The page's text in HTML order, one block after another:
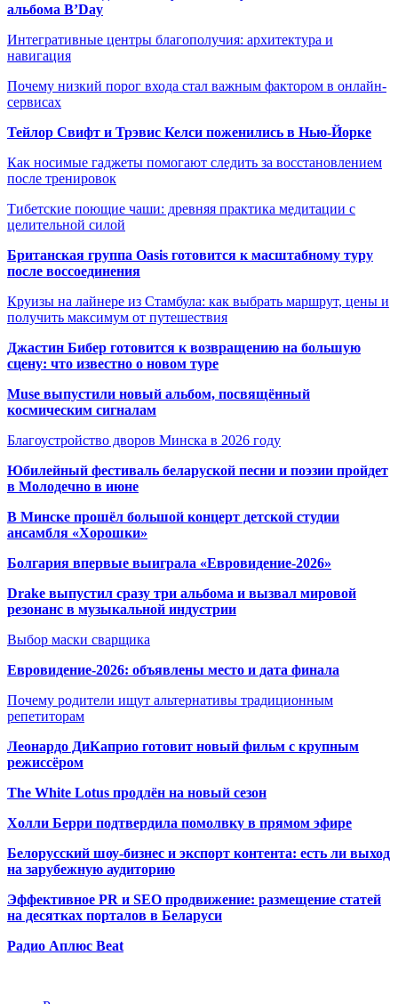
альбома B’Day
Интегративные центры благополучия: архитектура и
навигация
Почему низкий порог входа стал важным фактором в онлайн-
сервисах
Тейлор Свифт и Трэвис Келси поженились в Нью-Йорке
Как носимые гаджеты помогают следить за восстановлением
после тренировок
Тибетские поющие чаши: древняя практика медитации с
целительной силой
Британская группа Oasis готовится к масштабному туру
после воссоединения
Круизы на лайнере из Стамбула: как выбрать маршрут, цены и
получить максимум от путешествия
Джастин Бибер готовится к возвращению на большую
сцену: что известно о новом туре
Muse выпустили новый альбом, посвящённый
космическим сигналам
Благоустройство дворов Минска в 2026 году
Юбилейный фестиваль беларуской песни и поэзии пройдет
в Молодечно в июне
В Минске прошёл большой концерт детской студии
ансамбля «Хорошки»
Болгария впервые выиграла «Евровидение-2026»
Drake выпустил сразу три альбома и вызвал мировой
резонанс в музыкальной индустрии
Выбор маски сварщика
Евровидение-2026: объявлены место и дата финала
Почему родители ищут альтернативы традиционным
репетиторам
Леонардо ДиКаприо готовит новый фильм с крупным
режиссёром
The White Lotus продлён на новый сезон
Холли Берри подтвердила помолвку в прямом эфире
Белорусский шоу-бизнес и экспорт контента: есть ли выход
на зарубежную аудиторию
Эффективное PR и SEO продвижение: размещение статей
на десятках порталов в Беларуси
Радио Аплюс Beat